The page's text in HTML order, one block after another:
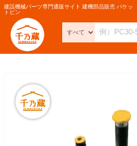
建設機械パーツ専門通販サイト 建機部品販売 バケッ
トピン